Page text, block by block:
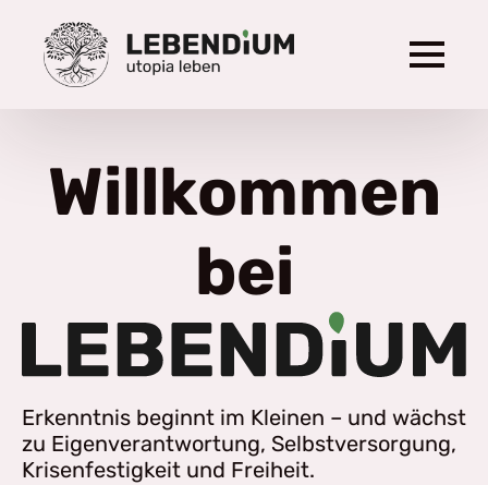
Willkommen
bei
Erkenntnis beginnt im Kleinen – und wächst
zu Eigenverantwortung, Selbstversorgung,
Krisenfestigkeit und Freiheit.